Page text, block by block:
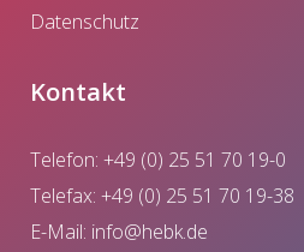
Datenschutz
Kontakt
Telefon: +49 (0) 25 51 70 19-0
Telefax: +49 (0) 25 51 70 19-38
E-Mail: info@hebk.de